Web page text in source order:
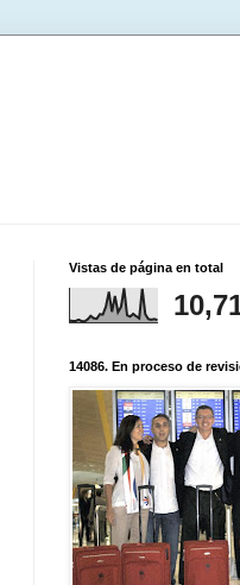
Vistas de página en total
14086. En proceso de